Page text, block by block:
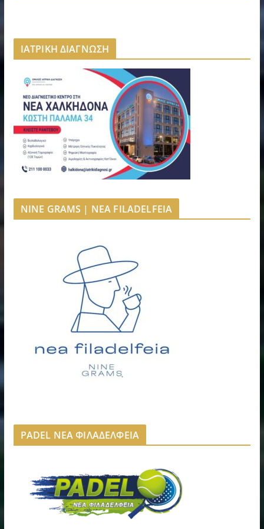
ΙΑΤΡΙΚΗ ΔΙΑΓΝΩΣΗ
NINE GRAMS | NEA FILADELFEIA
PADEL ΝΕΑ ΦΙΛΑΔΕΛΦΕΙΑ